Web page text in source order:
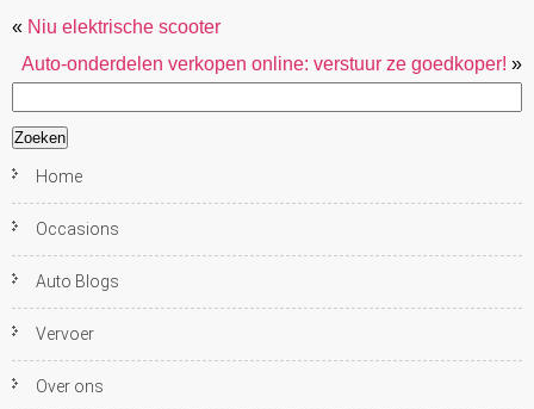
« Niu elektrische scooter
Auto-onderdelen verkopen online: verstuur ze goedkoper! »
naar:
Home
Occasions
Auto Blogs
Vervoer
Over ons